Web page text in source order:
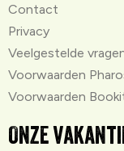
Contact
Privacy
Veelgestelde
Voorwaarden
Voorwaarden
Onze